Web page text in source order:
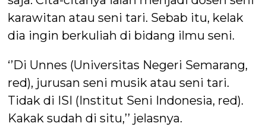
karawitan atau seni tari. Sebab itu, kelak
dia ingin berkuliah di bidang ilmu seni.
‘’Di Unnes (Universitas Negeri Semarang,
red), jurusan seni musik atau seni tari.
Tidak di ISI (Institut Seni Indonesia, red).
Kakak sudah di situ,’’ jelasnya.